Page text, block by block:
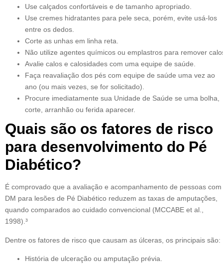
Use calçados confortáveis e de tamanho apropriado.
Use cremes hidratantes para pele seca, porém, evite usá-los
entre os dedos.
Corte as unhas em linha reta.
Não utilize agentes químicos ou emplastros para remover
Avalie calos e calosidades com uma equipe de saúde.
Faça reavaliação dos pés com equipe de saúde uma vez ao
ano (ou mais vezes, se for solicitado).
Procure imediatamente sua Unidade de Saúde se uma bolha,
corte, arranhão ou ferida aparecer.
Quais são os fatores de risco
para desenvolvimento do Pé
Diabético?
É comprovado que a avaliação e acompanhamento de pessoas com
DM para lesões de Pé Diabético reduzem as taxas de amputações,
quando comparados ao cuidado convencional (MCCABE et al.,
1998).³
Dentre os fatores de risco que causam as úlceras, os principais são:
História de ulceração ou amputação prévia.